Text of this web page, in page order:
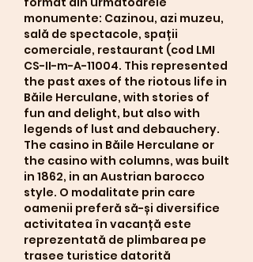
monumente: Cazinou, azi muzeu,
sală de spectacole, spații
comerciale, restaurant (cod LMI
CS-II-m-A-11004. This represented
the past axes of the riotous life in
Băile Herculane, with stories of
fun and delight, but also with
legends of lust and debauchery.
The casino in Băile Herculane or
the casino with columns, was built
in 1862, in an Austrian barocco
style. O modalitate prin care
oamenii preferă să-și diversifice
activitatea în vacanță este
reprezentată de plimbarea pe
trasee turistice datorită